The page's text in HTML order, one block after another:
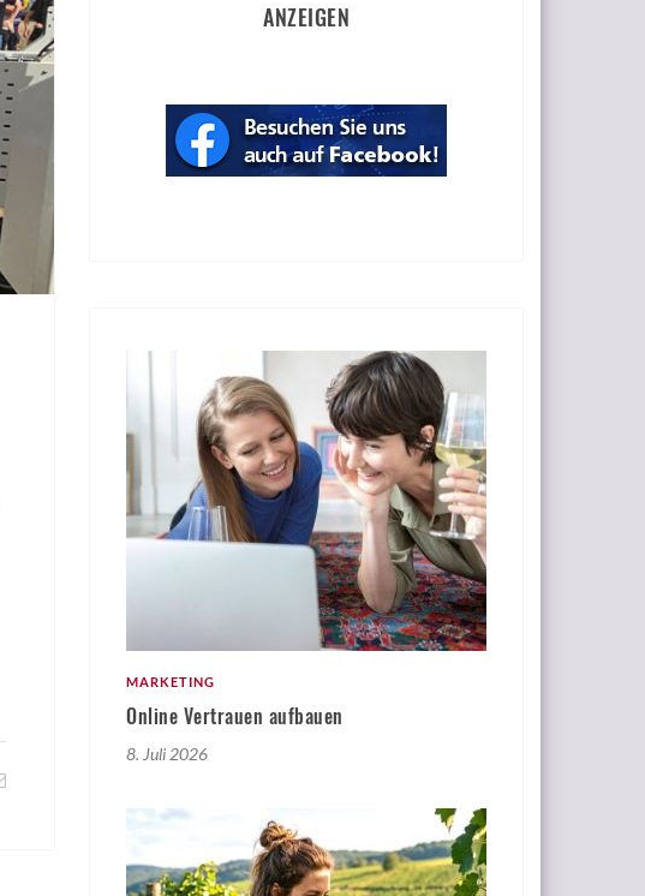
ANZEIGEN
MARKETING
Online Vertrauen aufbauen
8. Juli 2026